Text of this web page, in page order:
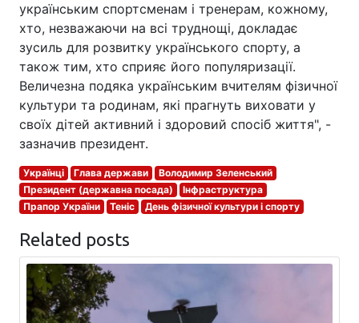
українським спортсменам і тренерам, кожному,
хто, незважаючи на всі труднощі, докладає
зусиль для розвитку українського спорту, а
також тим, хто сприяє його популяризації.
Величезна подяка українським вчителям фізичної
культури та родинам, які прагнуть виховати у
своїх дітей активний і здоровий спосіб життя", -
зазначив президент.
Українці Глава держави
Володимир Зеленський
Президент (державна посада)
Інфраструктура
Прапор України
Теніс День фізичної культури і спорту
Related posts